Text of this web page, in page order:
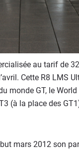
au tarif de
Cette R8 LMS
monde GT, le
(à la place des
mars 2012 son